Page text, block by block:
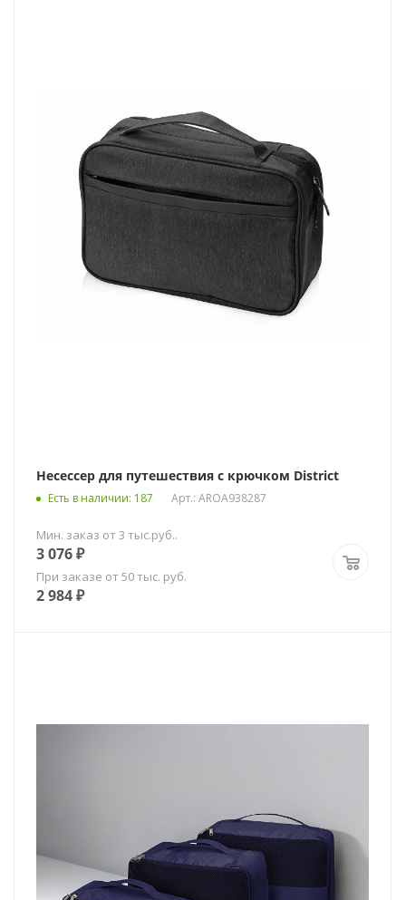
Несессер для путешествия с крючком District
Есть в наличии: 187 Арт.: AROA938287
Мин. заказ от 3 тыс.руб..
3 076₽
При заказе от 50 тыс. руб.
2 984₽